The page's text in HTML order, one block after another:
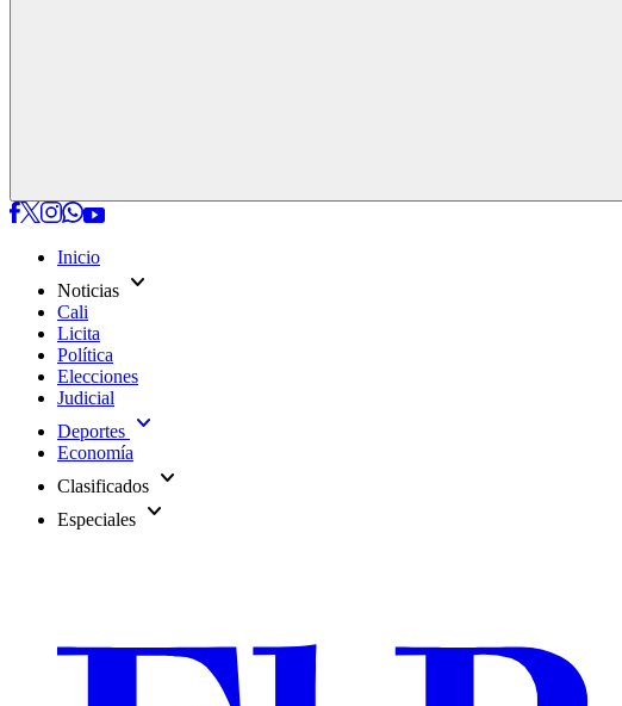
Inicio
Noticias expand_more
Cali
Licita
Política
Elecciones
Judicial
Deportes expand_more
Economía
Clasificados expand_more
Especiales expand_more